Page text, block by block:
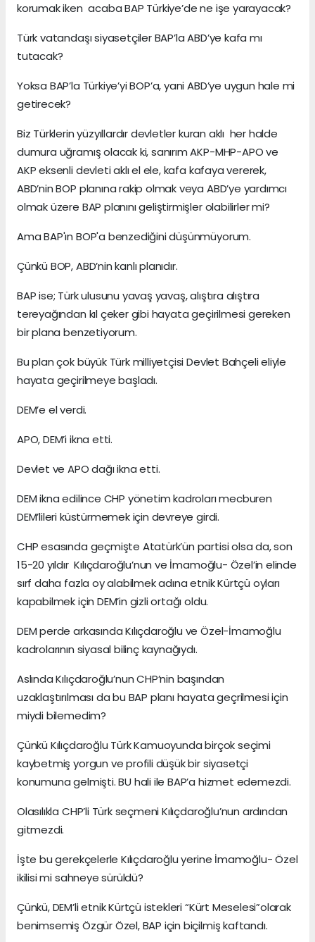
korumak iken acaba BAP Türkiye’de ne işe yarayacak?
Türk vatandaşı siyasetçiler BAP’la ABD’ye kafa mı
tutacak?
Yoksa BAP’la Türkiye’yi BOP’a, yani ABD’ye uygun hale mi
getirecek?
Biz Türklerin yüzyıllardır devletler kuran aklı her halde
dumura uğramış olacak ki, sanırım AKP-MHP-APO ve
AKP eksenli devleti aklı el ele, kafa kafaya vererek,
ABD’nin BOP planına rakip olmak veya ABD’ye yardımcı
olmak üzere BAP planını geliştirmişler olabilirler mi?
Ama BAP'ın BOP'a benzediğini düşünmüyorum.
Çünkü BOP, ABD’nin kanlı planıdır.
BAP ise; Türk ulusunu yavaş yavaş, alıştıra alıştıra
tereyağından kıl çeker gibi hayata geçirilmesi gereken
bir plana benzetiyorum.
Bu plan çok büyük Türk milliyetçisi Devlet Bahçeli eliyle
hayata geçirilmeye başladı.
DEM’e el verdi.
APO, DEM’i ikna etti.
Devlet ve APO dağı ikna etti.
DEM ikna edilince CHP yönetim kadroları mecburen
DEM’lileri küstürmemek için devreye girdi.
CHP esasında geçmişte Atatürk’ün partisi olsa da, son
15-20 yıldır Kılıçdaroğlu’nun ve İmamoğlu- Özel’in elinde
sırf daha fazla oy alabilmek adına etnik Kürtçü oyları
kapabilmek için DEM’in gizli ortağı oldu.
DEM perde arkasında Kılıçdaroğlu ve Özel-İmamoğlu
kadrolarının siyasal bilinç kaynağıydı.
Aslında Kılıçdaroğlu’nun CHP’nin başından
uzaklaştırılması da bu BAP planı hayata geçrilmesi için
miydi bilemedim?
Çünkü Kılıçdaroğlu Türk Kamuoyunda birçok seçimi
kaybetmiş yorgun ve profili düşük bir siyasetçi
konumuna gelmişti. BU hali ile BAP’a hizmet edemezdi.
Olasılıkla CHP’li Türk seçmeni Kılıçdaroğlu’nun ardından
gitmezdi.
İşte bu gerekçelerle Kılıçdaroğlu yerine İmamoğlu- Özel
ikilisi mi sahneye sürüldü?
Çünkü, DEM’li etnik Kürtçü istekleri “Kürt Meselesi”olarak
benimsemiş Özgür Özel, BAP için biçilmiş kaftandı.